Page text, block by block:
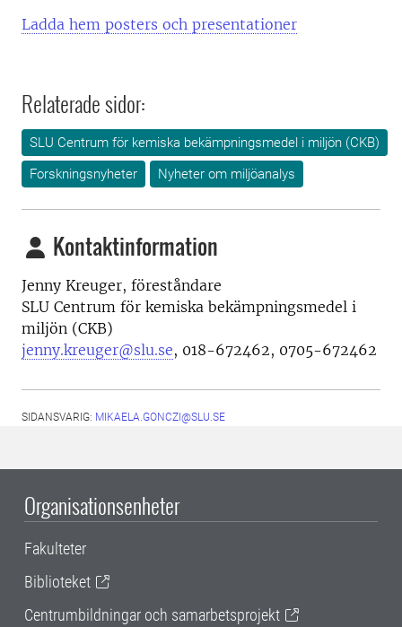
Ladda hem posters och presentationer
Relaterade sidor:
SLU Centrum för kemiska bekämpningsmedel i miljön (CKB)
Forskningsnyheter
Nyheter om miljöanalys
Kontaktinformation
Jenny Kreuger, föreståndare
SLU Centrum för kemiska bekämpningsmedel i
miljön (CKB)
jenny.kreuger@slu.se, 018-672462, 0705-672462
SIDANSVARIG: MIKAELA.GONCZI@SLU.SE
Organisationsenheter
Fakulteter
Biblioteket
Centrumbildningar och samarbetsprojekt